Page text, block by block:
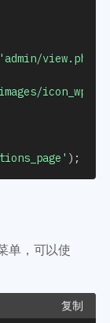
'admin/view.php'
) ;
单，可以使
复制